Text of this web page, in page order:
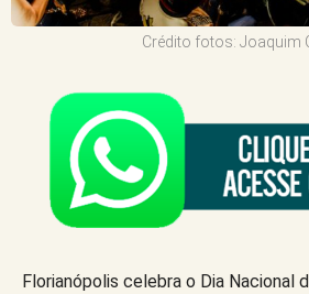
Crédito fotos: Joaquim
Florianópolis celebra o Dia Nacional